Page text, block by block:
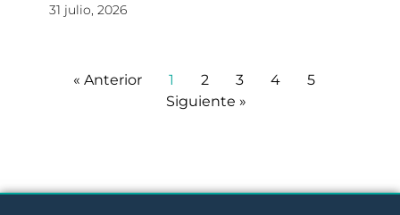
31 julio, 2026
« Anterior 1 2 3 4
5
Siguiente »